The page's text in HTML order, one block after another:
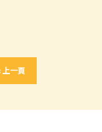
上一頁